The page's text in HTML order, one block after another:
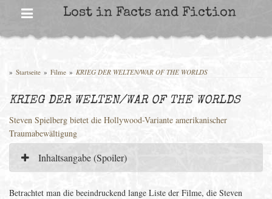
Lost in Facts and Fiction
» Startseite » Filme » KRIEG DER WELTEN/WAR OF THE WORLDS
KRIEG DER WELTEN/WAR OF THE WORLDS
Steven Spielberg bietet die Hollywood-Variante amerikanischer
Traumabewältigung
Inhaltsangabe (Spoiler)
Betrachtet man die beeindruckend lange Liste der Filme, die Steven